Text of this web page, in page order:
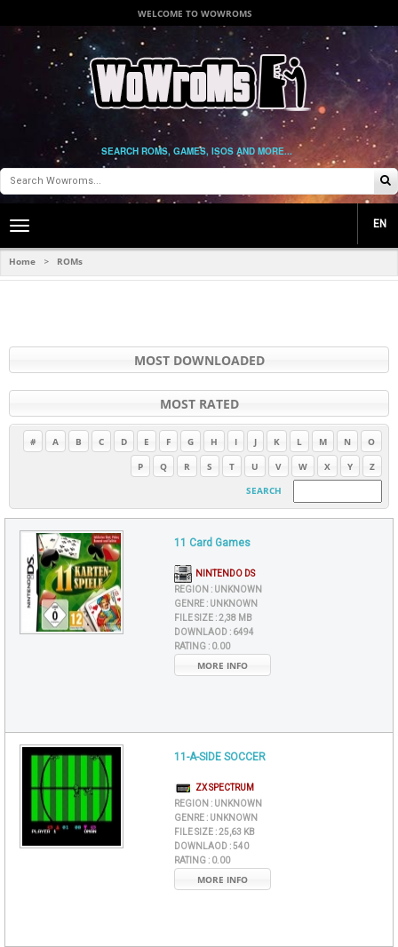
WELCOME TO WOWROMS
SEARCH ROMS, GAMES, ISOS AND MORE...
Toggle
navigation
EN
Home > ROMs
MOST DOWNLOADED
MOST RATED
# A B C D E F G H I J K L M N
O
P
Q R S T U V W X Y
Z
SEARCH
11 Card Games
NINTENDO DS
REGION : UNKNOWN
GENRE : UNKNOWN
FILE SIZE :2,38 MB
DOWNLAOD : 6494
RATING : 0.00
MORE INFO
11-A-SIDE SOCCER
ZX SPECTRUM
REGION : UNKNOWN
GENRE : UNKNOWN
FILE SIZE :25,63 KB
DOWNLAOD :540
RATING : 0.00
MORE INFO